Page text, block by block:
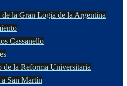
de la Gran Logia de la Argentina
Cassanello
de la Reforma Universitaria
San Martín